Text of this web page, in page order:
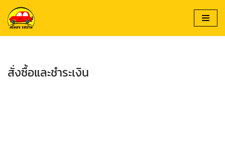
Skip
to
สั่งซื้อและชำระเงิน